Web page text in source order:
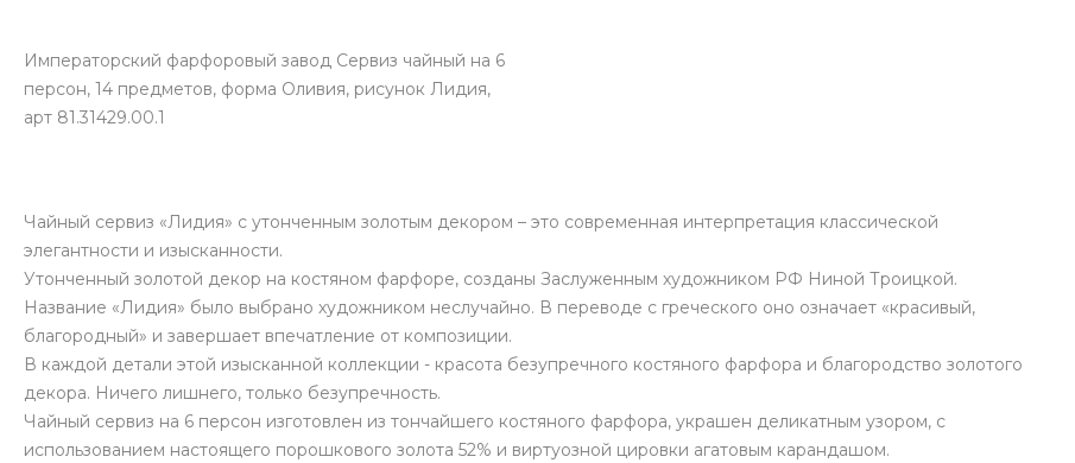
Императорский фарфоровый завод Сервиз чайный на 6
персон, 14 предметов, форма Оливия, рисунок Лидия,
арт 81.31429.00.1
Чайный сервиз «Лидия» с утонченным золотым декором – это современная интерпретация классической
элегантности и изысканности.
Утонченный золотой декор на костяном фарфоре, созданы Заслуженным художником РФ Ниной Троицкой.
Название «Лидия» было выбрано художником неслучайно. В переводе с греческого оно означает «красивый,
благородный» и завершает впечатление от композиции.
В каждой детали этой изысканной коллекции - красота безупречного костяного фарфора и благородство золотого
декора. Ничего лишнего, только безупречность.
Чайный сервиз на 6 персон изготовлен из тончайшего костяного фарфора, украшен деликатным узором, с
использованием настоящего порошкового золота 52% и виртуозной цировки агатовым карандашом.